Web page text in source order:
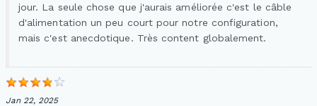
jour. La seule chose que j'aurais améliorée c'est le câble
d'alimentation un peu court pour notre configuration,
mais c'est anecdotique. Très content globalement.
Jan 22, 2025